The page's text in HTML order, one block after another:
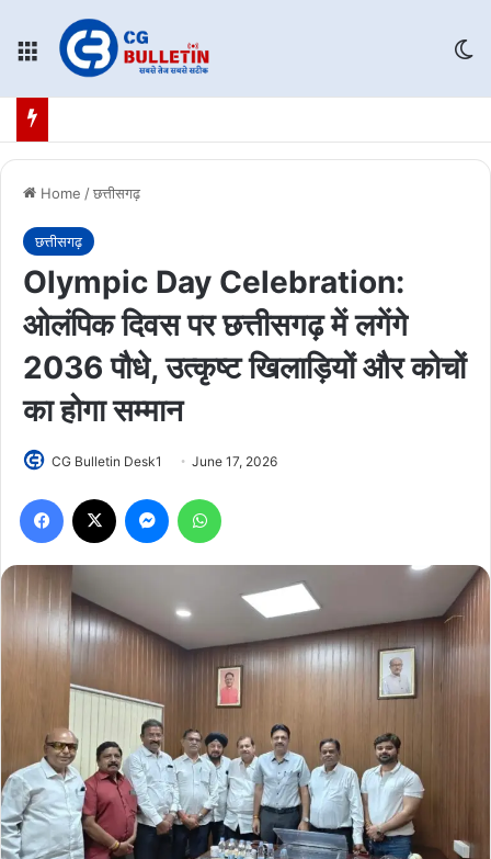
Menu
Home /छत्तीसगढ़
छत्तीसगढ़
Olympic Day Celebration:
ओलंपिक दिवस पर छत्तीसगढ़ में लगेंगे
2036 पौधे, उत्कृष्ट खिलाड़ियों और कोचों
का होगा सम्मान
CG Bulletin Desk1 June 17, 2026
Facebook Messenger